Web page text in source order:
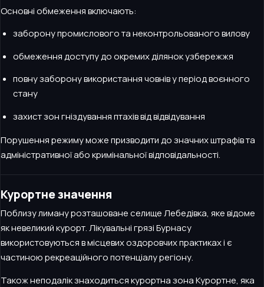
Основні обмеження включають:
заборону промислового та неконтрольованого вилову
обмеження доступу до окремих ділянок узбережжя
повну заборону використання човнів у період воєнного
стану
захист зон гніздування птахів від відвідування
Порушення режиму може призводити до значних штрафів та
адміністративної або кримінальної відповідальності.
Курортне значення
Поблизу лиману розташоване селище Лебедівка, яке відоме
як невеликий курорт. Лікувальні грязі Бурнасу
використовуються в місцевих оздоровчих практиках і є
частиною рекреаційного потенціалу регіону.
Також неподалік знаходиться курортна зона Курортне, яка